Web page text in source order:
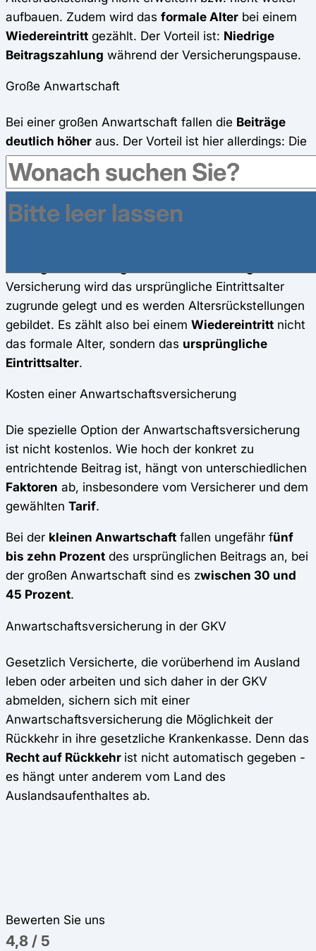
aufbauen. Zudem wird das formale Alter bei einem
Wiedereintritt gezählt. Der Vorteil ist: Niedrige
Beitragszahlung während der Versicherungspause.
Große Anwartschaft
Bei einer großen Anwartschaft fallen die Beiträge
deutlich höher aus. Der Vorteil ist hier allerdings: Die
Alterungsrückstellungen bauen sich in der Zeit der
Übergangslösung weiter auf und die Prämien der
Versicherung wird das ursprüngliche Eintrittsalter
zugrunde gelegt und es werden Altersrückstellungen
gebildet. Es zählt also bei einem Wiedereintritt nicht
das formale Alter, sondern das ursprüngliche
Eintrittsalter.
Kosten einer Anwartschaftsversicherung
Die spezielle Option der Anwartschaftsversicherung
ist nicht kostenlos. Wie hoch der konkret zu
entrichtende Beitrag ist, hängt von unterschiedlichen
Faktoren ab, insbesondere vom Versicherer und dem
gewählten Tarif.
Bei der kleinen Anwartschaft fallen ungefähr fünf
bis zehn Prozent des ursprünglichen Beitrags an, bei
der großen Anwartschaft sind es zwischen 30 und
45 Prozent.
Anwartschaftsversicherung in der GKV
Gesetzlich Versicherte, die vorüberhend im Ausland
leben oder arbeiten und sich daher in der GKV
abmelden, sichern sich mit einer
Anwartschaftsversicherung die Möglichkeit der
Rückkehr in ihre gesetzliche Krankenkasse. Denn das
Recht auf Rückkehr ist nicht automatisch gegeben -
es hängt unter anderem vom Land des
Auslandsaufenthaltes ab.
Bewerten Sie uns
4,8 / 5